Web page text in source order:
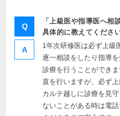
Q
「上級医や指導医へ相
具体的に教えてください
A
1年次研修医は必ず上級
逐一相談をしたり指導
診療を行うことができ
直を行いますが、必ず
カルテ越しに診療を見
ないことがある時は電